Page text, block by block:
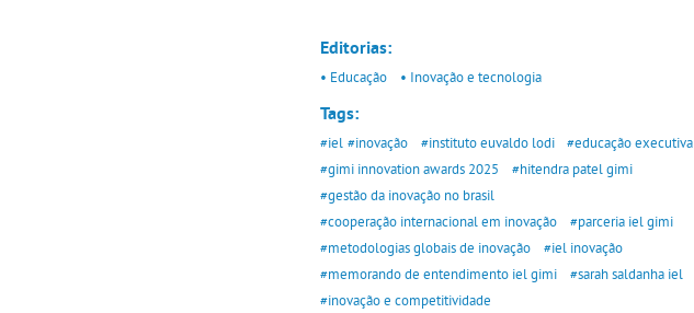
Editorias:
• Educação • Inovação e tecnologia
Tags:
#iel #inovação #instituto euvaldo lodi
#educação executiva
#gimi innovation awards 2025
#hitendra patel gimi
#gestão da inovação no brasil
#cooperação internacional em inovação
#parceria iel gimi
#metodologias globais de inovação
#iel inovação
#memorando de entendimento iel gimi
#sarah saldanha iel
#inovação e competitividade